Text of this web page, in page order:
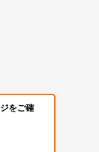
をご確